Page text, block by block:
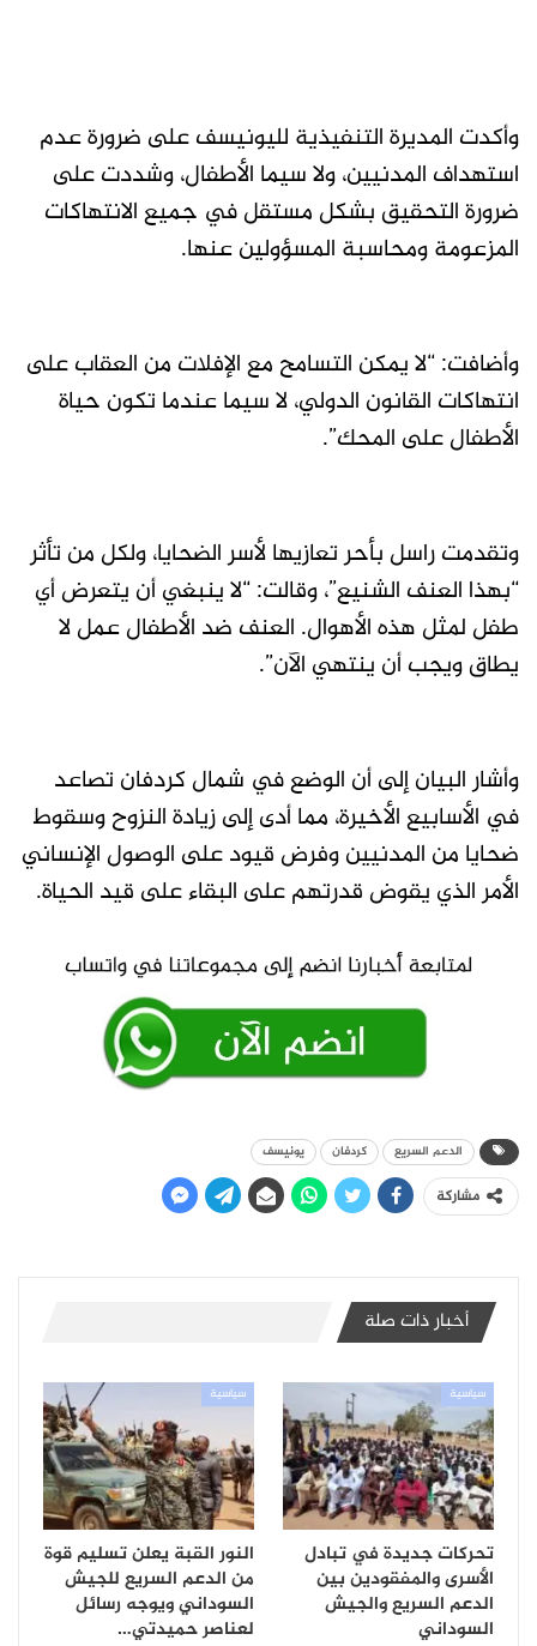
وأكدت المديرة التنفيذية لليونيسف على ضرورة عدم
استهداف المدنيين، ولا سيما الأطفال، وشددت على
ضرورة التحقيق بشكل مستقل في جميع الانتهاكات
المزعومة ومحاسبة المسؤولين عنها.
وأضافت: “لا يمكن التسامح مع الإفلات من العقاب على
انتهاكات القانون الدولي، لا سيما عندما تكون حياة
الأطفال على المحك”.
وتقدمت راسل بأحر تعازيها لأسر الضحايا، ولكل من تأثر
“بهذا العنف الشنيع”، وقالت: “لا ينبغي أن يتعرض أي
طفل لمثل هذه الأهوال. العنف ضد الأطفال عمل لا
يطاق ويجب أن ينتهي الآن”.
وأشار البيان إلى أن الوضع في شمال كردفان تصاعد
في الأسابيع الأخيرة، مما أدى إلى زيادة النزوح وسقوط
ضحايا من المدنيين وفرض قيود على الوصول الإنساني
الأمر الذي يقوض قدرتهم على البقاء على قيد الحياة.
الدعم السريع كردفان يونيسف
مشاركة
أخبار ذات صلة
سياسية
تحركات جديدة في تبادل
الأسرى والمفقودين بين
الدعم السريع والجيش
السوداني
سياسية
النور القبة يعلن تسليم قوة
من الدعم السريع للجيش
السوداني ويوجه رسائل
لعناصر حميدتي…